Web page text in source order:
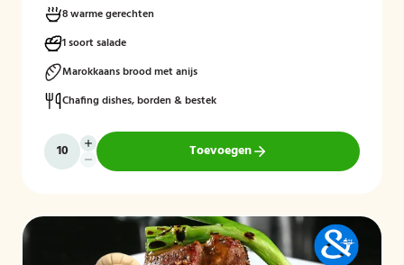
8 warme gerechten
1 soort salade
Marokkaans brood met anijs
Chafing dishes, borden & bestek
Toevoegen